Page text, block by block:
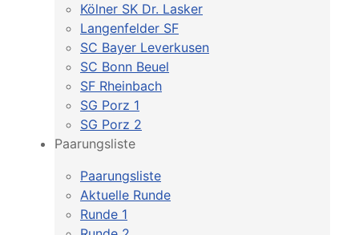
Kölner SK Dr. Lasker
Langenfelder SF
SC Bayer Leverkusen
SC Bonn Beuel
SF Rheinbach
SG Porz 1
SG Porz 2
Paarungsliste
Paarungsliste
Aktuelle Runde
Runde 1